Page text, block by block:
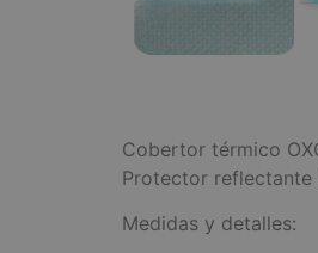
Cobertor térmico
Protector reflectante
Medidas y detalles: